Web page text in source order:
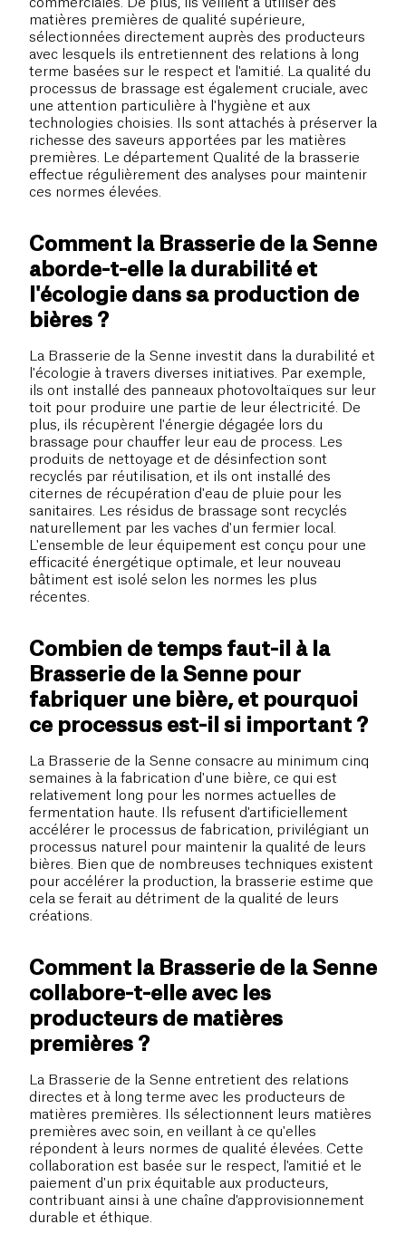
commerciales. De plus, ils veillent à utiliser des
matières premières de qualité supérieure,
sélectionnées directement auprès des producteurs
avec lesquels ils entretiennent des relations à long
terme basées sur le respect et l'amitié. La qualité du
processus de brassage est également cruciale, avec
une attention particulière à l'hygiène et aux
technologies choisies. Ils sont attachés à préserver la
richesse des saveurs apportées par les matières
premières. Le département Qualité de la brasserie
effectue régulièrement des analyses pour maintenir
ces normes élevées.
Comment la Brasserie de la Senne
aborde-t-elle la durabilité et
l'écologie dans sa production de
bières ?
La Brasserie de la Senne investit dans la durabilité et
l'écologie à travers diverses initiatives. Par exemple,
ils ont installé des panneaux photovoltaïques sur leur
toit pour produire une partie de leur électricité. De
plus, ils récupèrent l'énergie dégagée lors du
brassage pour chauffer leur eau de process. Les
produits de nettoyage et de désinfection sont
recyclés par réutilisation, et ils ont installé des
citernes de récupération d'eau de pluie pour les
sanitaires. Les résidus de brassage sont recyclés
naturellement par les vaches d'un fermier local.
L'ensemble de leur équipement est conçu pour une
efficacité énergétique optimale, et leur nouveau
bâtiment est isolé selon les normes les plus
récentes.
Combien de temps faut-il à la
Brasserie de la Senne pour
fabriquer une bière, et pourquoi
ce processus est-il si important ?
La Brasserie de la Senne consacre au minimum cinq
semaines à la fabrication d'une bière, ce qui est
relativement long pour les normes actuelles de
fermentation haute. Ils refusent d'artificiellement
accélérer le processus de fabrication, privilégiant un
processus naturel pour maintenir la qualité de leurs
bières. Bien que de nombreuses techniques existent
pour accélérer la production, la brasserie estime que
cela se ferait au détriment de la qualité de leurs
créations.
Comment la Brasserie de la Senne
collabore-t-elle avec les
producteurs de matières
premières ?
La Brasserie de la Senne entretient des relations
directes et à long terme avec les producteurs de
matières premières. Ils sélectionnent leurs matières
premières avec soin, en veillant à ce qu'elles
répondent à leurs normes de qualité élevées. Cette
collaboration est basée sur le respect, l'amitié et le
paiement d'un prix équitable aux producteurs,
contribuant ainsi à une chaîne d'approvisionnement
durable et éthique.